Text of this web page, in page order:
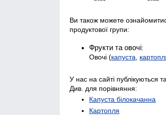
Ви також можете
продуктової групи:
Фрукти та овочі:
Овочі (капуста
У нас на сайті публікуються
Див. для порівняння:
Капуста білокачанна
Картопля